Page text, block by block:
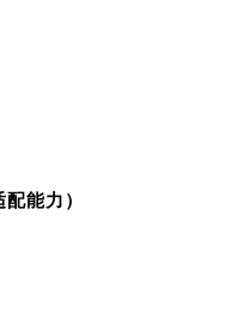
能力）